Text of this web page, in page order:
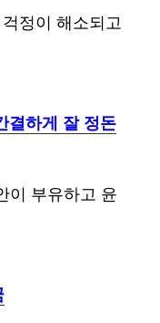
정이 해소되고
결하게 잘 정돈
이 부유하고 윤